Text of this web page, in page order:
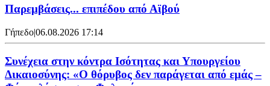
Παρεμβάσεις... επιπέδου από Αϊβού
Γήπεδο|06.08.2026 17:14
Συνέχεια στην κόντρα Ισότητας και Υπουργείου
Δικαιοσύνης: «Ο θόρυβος δεν παράγεται από εμάς –